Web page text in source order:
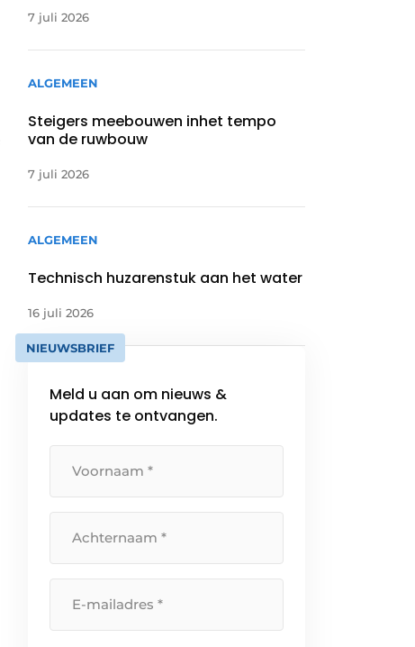
7 juli 2026
ALGEMEEN
Steigers meebouwen inhet tempo
van de ruwbouw
7 juli 2026
ALGEMEEN
Technisch huzarenstuk aan het water
16 juli 2026
NIEUWSBRIEF
Meld u aan om nieuws &
updates te ontvangen.